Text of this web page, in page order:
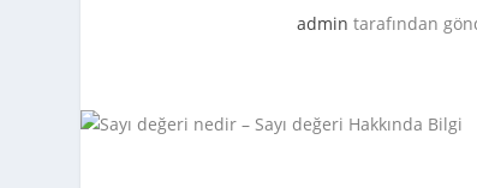
admin tarafından